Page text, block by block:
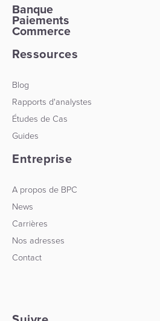
Banque
Paiements
Commerce
Ressources
Blog
Rapports d'analystes
Études de Cas
Guides
Entreprise
A propos de BPC
News
Carrières
Nos adresses
Contact